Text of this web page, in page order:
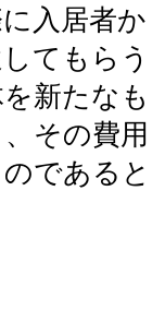
入居者か
てもらう
新たなも
その費用
であると